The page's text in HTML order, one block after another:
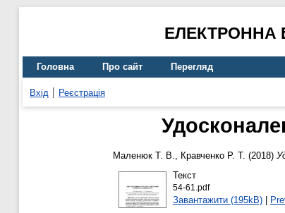
ЕЛЕКТРОННА
Головна Про сайт Перегляд
Вхід Реєстрація
Маленюк Т. В., Кравченко Р. Т. (2018)
Текст
54-61.pdf
Завантажити (195kB)|